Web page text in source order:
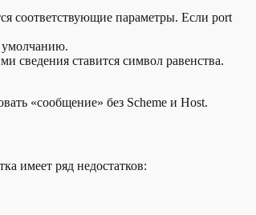
соответствующие параметры. Если port
умолчанию.
сведения ставится символ равенства.
«сообщение» без Scheme и Host.
имеет ряд недостатков: